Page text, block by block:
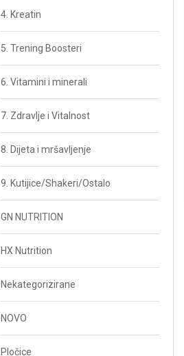
4. Kreatin
5. Trening Boosteri
6. Vitamini i minerali
7. Zdravlje i Vitalnost
8. Dijeta i mršavljenje
9. Kutijice/Shakeri/Ostalo
GN NUTRITION
HX Nutrition
Nekategorizirane
NOVO
Pločice